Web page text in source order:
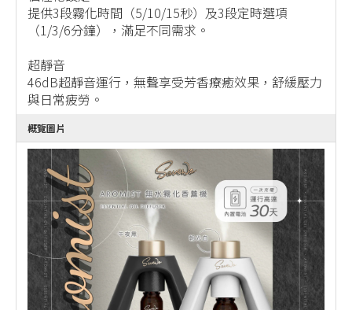
提供3段霧化時間（5/10/15秒）及3段定時選項
（1/3/6分鐘），滿足不同需求。
超靜音
46dB超靜音運行，無聲享受芳香療癒效果，舒緩壓力
與日常疲勞。
概覽圖片